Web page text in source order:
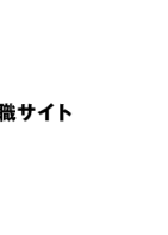
た情報サイト